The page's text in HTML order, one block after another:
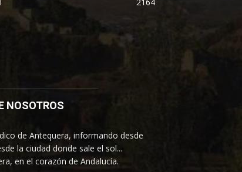
2164
NOSOTROS
de Antequera, informando desde
la ciudad donde sale el sol...
en el corazón de Andalucía.